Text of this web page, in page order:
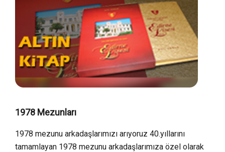
1978 Mezunları
1978 mezunu arkadaşlarımızı arıyoruz 40.yıllarını
tamamlayan 1978 mezunu arkadaşlarımıza özel olarak